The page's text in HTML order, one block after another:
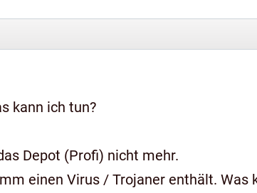
kann ich tun?
Depot (Profi) nicht mehr.
einen Virus / Trojaner enthält. Was